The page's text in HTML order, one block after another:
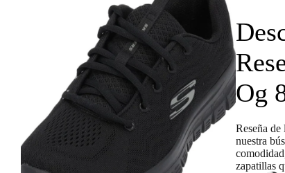
Og
Reseña
nuestra
zapatillas